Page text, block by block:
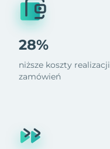
28%
niższe koszty realizacji
zamówień